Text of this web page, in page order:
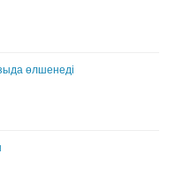
өлшенеді